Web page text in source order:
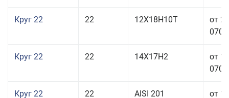
Круг 22 22 12Х18Н10Т
от
Круг 22 22 14Х17Н2
от
Круг 22 22
AISI 201
от